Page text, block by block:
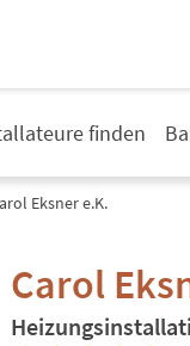
finden
Eksner e.K.
Carol